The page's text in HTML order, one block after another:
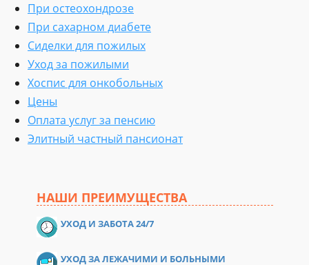
При остеохондрозе
При сахарном диабете
Сиделки для пожилых
Уход за пожилыми
Хоспис для онкобольных
Цены
Оплата услуг за пенсию
Элитный частный пансионат
НАШИ ПРЕИМУЩЕСТВА
УХОД И ЗАБОТА 24/7
УХОД ЗА ЛЕЖАЧИМИ И БОЛЬНЫМИ